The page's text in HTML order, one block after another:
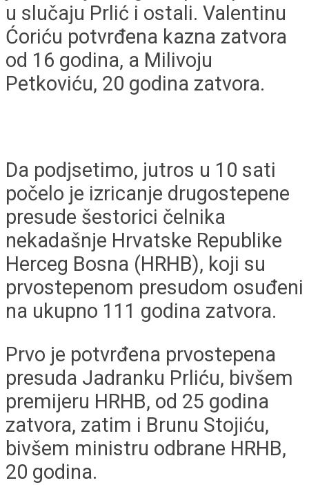
u slučaju Prlić i ostali. Valentinu
Ćoriću potvrđena kazna zatvora
od 16 godina, a Milivoju
Petkoviću, 20 godina zatvora.
Da podjsetimo, jutros u 10 sati
počelo je izricanje drugostepene
presude šestorici čelnika
nekadašnje Hrvatske Republike
Herceg Bosna (HRHB), koji su
prvostepenom presudom osuđeni
na ukupno 111 godina zatvora.
Prvo je potvrđena prvostepena
presuda Jadranku Prliću, bivšem
premijeru HRHB, od 25 godina
zatvora, zatim i Brunu Stojiću,
bivšem ministru odbrane HRHB,
20 godina.